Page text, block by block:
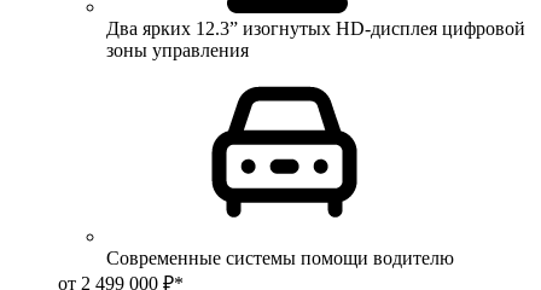
Два ярких 12.3” изогнутых HD-дисплея цифровой
зоны управления
Современные системы помощи водителю
от 2 499 000 ₽*